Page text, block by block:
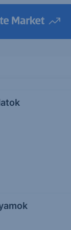
a
Srbije